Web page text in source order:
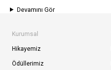
Devamını Gör
Kurumsal
Hikayemiz
Ödüllerimiz